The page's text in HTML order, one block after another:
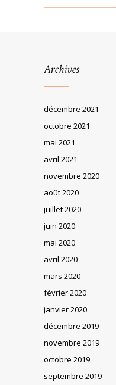
Archives
décembre 2021
octobre 2021
mai 2021
avril 2021
novembre 2020
août 2020
juillet 2020
juin 2020
mai 2020
avril 2020
mars 2020
février 2020
janvier 2020
décembre 2019
novembre 2019
octobre 2019
septembre 2019